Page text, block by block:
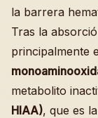
la barrera
Tras la
principalmente
metabolito
HIAA), que es